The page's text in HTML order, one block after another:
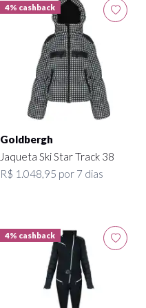
4% cashback
Goldbergh
Jaqueta Ski Star Track 38
R$ 1.048,95 por 7 dias
4% cashback